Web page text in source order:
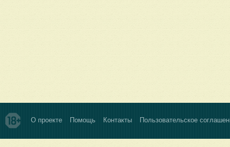
О проекте Помощь Контакты Пользовательское